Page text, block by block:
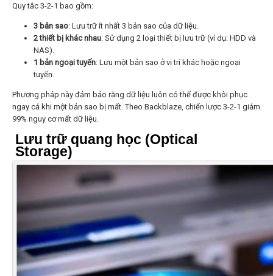
Quy tắc 3-2-1 bao gồm:
3 bản sao: Lưu trữ ít nhất 3 bản sao của dữ liệu.
2 thiết bị khác nhau: Sử dụng 2 loại thiết bị lưu trữ (ví dụ: HDD và
NAS).
1 bản ngoại tuyến: Lưu một bản sao ở vị trí khác hoặc ngoại
tuyến.
Phương pháp này đảm bảo rằng dữ liệu luôn có thể được khôi phục
ngay cả khi một bản sao bị mất. Theo Backblaze, chiến lược 3-2-1 giảm
99% nguy cơ mất dữ liệu.
Lưu trữ quang học (Optical
Storage)